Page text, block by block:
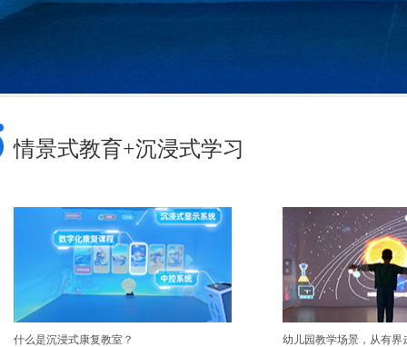
情景式教育+沉浸式学习
什么是沉浸式康复教室？ 幼儿园教学场景，从有界